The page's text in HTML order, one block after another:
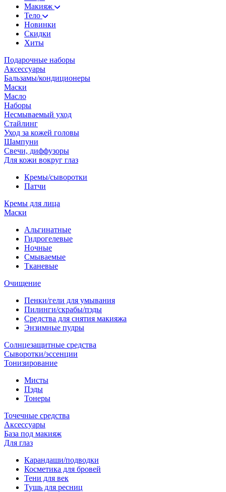
Макияж
Тело
Новинки
Скидки
Хиты
Подарочные наборы
Аксессуары
Бальзамы/кондиционеры
Маски
Масло
Наборы
Несмываемый уход
Стайлинг
Уход за кожей головы
Шампуни
Свечи, диффузоры
Для кожи вокруг глаз
Кремы/сыворотки
Патчи
Кремы для лица
Маски
Альгинатные
Гидрогелевые
Ночные
Смываемые
Тканевые
Очищение
Пенки/гели для умывания
Пилинги/скрабы/пэды
Средства для снятия макияжа
Энзимные пудры
Солнцезащитные средства
Сыворотки/эссенции
Тонизирование
Мисты
Пэды
Тонеры
Точечные средства
Аксессуары
База под макияж
Для глаз
Карандаши/подводки
Косметика для бровей
Тени для век
Тушь для ресниц